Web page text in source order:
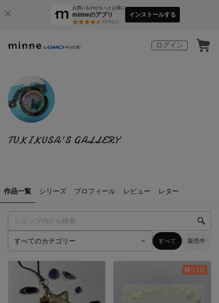
お買いものがもっとお得に
minneのアプリ
3万件以上
インストールする
ログイン
TUKIKUSA'S GALLERY
作品一覧 シリーズ プロフィール レビュー レター
すべて 販売中
残り1点